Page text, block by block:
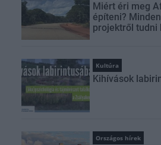
Miért éri meg
építeni?
projektről tudni
Kultúra
Kihívások
Országos hírek